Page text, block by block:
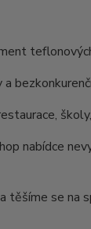
nabídce
těšíme se na